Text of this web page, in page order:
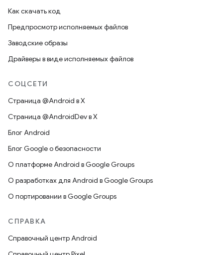
Как скачать код
Предпросмотр исполняемых файлов
Заводские образы
Драйверы в виде исполняемых файлов
СОЦСЕТИ
Страница @Android в X
Страница @AndroidDev в X
Блог Android
Блог Google о безопасности
О платформе Android в Google Groups
О разработках для Android в Google Groups
О портировании в Google Groups
СПРАВКА
Справочный центр Android